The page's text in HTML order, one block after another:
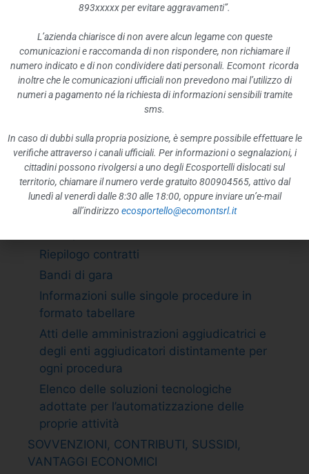
Enti di diritto privato controllati
Rappresentazione grafica
ATTIVITÀ E PROCEDIMENTI
Tipologie di procedimento
Dichiarazioni sostitutive e acquisizione
Provvedimenti organi indirizzo politico
Provvedimenti dirigenti amministrativi
CONTROLLI SULLE IMPRESE
BANDI DI GARA E CONTRATTI
Riepilogo contratti
Bandi di gara
Informazioni sulle singole procedure in
formato tabellare
Atti delle amministrazioni aggiudicatrici e
degli enti aggiudicatori distintamente per
ogni procedura
Elenco delle soluzioni tecnologiche
adottate per l’automatizzazione delle
proprie attività
SOVVENZIONI, CONTRIBUTI, SUSSIDI,
VANTAGGI ECONOMICI
893xxxxx per evitare aggravamenti”.
L’azienda chiarisce di non avere alcun legame con queste
comunicazioni e raccomanda di non rispondere, non richiamare il
numero indicato e di non condividere dati personali. Ecomont ricorda
inoltre che le comunicazioni ufficiali non prevedono mai l’utilizzo di
numeri a pagamento né la richiesta di informazioni sensibili tramite
sms.
In caso di dubbi sulla propria posizione, è sempre possibile effettuare le
verifiche attraverso i canali ufficiali. Per informazioni o segnalazioni, i
cittadini possono rivolgersi a uno degli Ecosportelli dislocati sul
territorio, chiamare il numero verde gratuito 800904565, attivo dal
lunedì al venerdì dalle 8:30 alle 18:00, oppure inviare un’e-mail
all’indirizzo ecosportello@ecomontsrl.it